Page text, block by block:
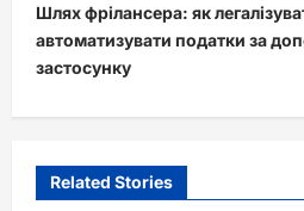
n
a
g
a
Шлях фрілансера: як
автоматизувати податки за
застосунку
Related Stories